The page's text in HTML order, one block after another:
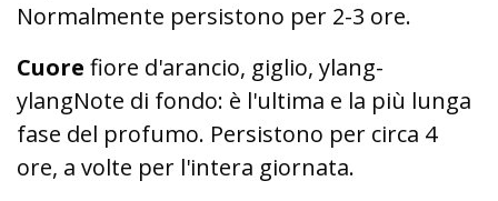
Normalmente persistono per 2-3 ore.
Cuore fiore d'arancio, giglio, ylang-
ylangNote di fondo: è l'ultima e la più lunga
fase del profumo. Persistono per circa 4
ore, a volte per l'intera giornata.